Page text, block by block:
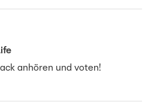
anhören und voten!